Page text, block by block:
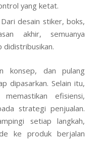
yang ketat.
Dari desain stiker, boks,
akhir, semuanya
didistribusikan.
konsep, dan pulang
dipasarkan. Selain itu,
efisiensi,
strategi penjualan.
setiap langkah,
ke produk berjalan